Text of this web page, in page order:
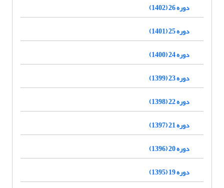
دوره 26 (1402)
دوره 25 (1401)
دوره 24 (1400)
دوره 23 (1399)
دوره 22 (1398)
دوره 21 (1397)
دوره 20 (1396)
دوره 19 (1395)